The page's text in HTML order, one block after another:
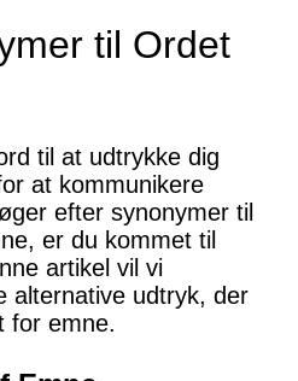
til Ordet
til at udtrykke dig
at kommunikere
efter synonymer til
er du kommet til
artikel vil vi
alternative udtryk, der
for emne.